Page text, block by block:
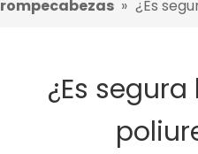
rompecabezas » ¿Es
¿Es